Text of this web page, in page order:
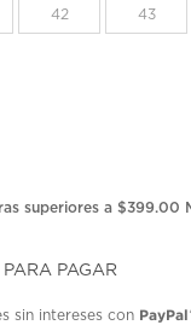
la
misma
42 43
superiores a $399.00
PARA PAGAR
sin intereses con PayPal